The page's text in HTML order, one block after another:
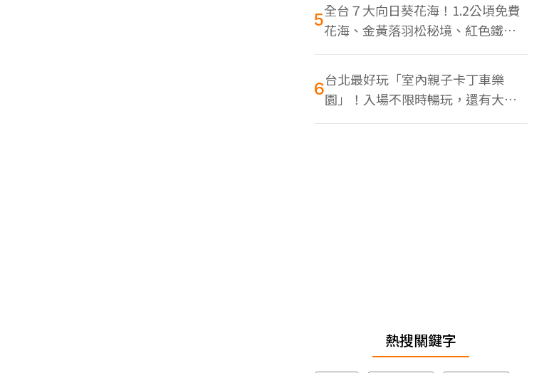
5全台７大向日葵花海！1.2公頃免費
花海、金黃落羽松秘境、紅色鐵橋
同框
6台北最好玩「室內親子卡丁車樂
園」！入場不限時暢玩，還有大螢
幕Switch遊戲區
熱搜關鍵字